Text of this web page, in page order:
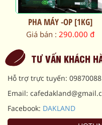
PHA MÁY -OP [1KG]
Giá bán : 290.000 đ
TƯ VẤN KHÁCH
Hỗ trợ trực tuyến:
Email:
Facebook: DAKLAND